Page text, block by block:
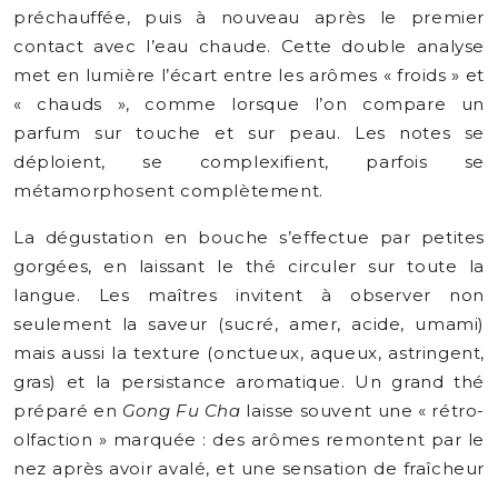
préchauffée, puis à nouveau après le premier
contact avec l’eau chaude. Cette double analyse
met en lumière l’écart entre les arômes « froids » et
« chauds », comme lorsque l’on compare un
parfum sur touche et sur peau. Les notes se
déploient, se complexifient, parfois se
métamorphosent complètement.
La dégustation en bouche s’effectue par petites
gorgées, en laissant le thé circuler sur toute la
langue. Les maîtres invitent à observer non
seulement la saveur (sucré, amer, acide, umami)
mais aussi la texture (onctueux, aqueux, astringent,
gras) et la persistance aromatique. Un grand thé
préparé en Gong Fu Cha laisse souvent une « rétro-
olfaction » marquée : des arômes remontent par le
nez après avoir avalé, et une sensation de fraîcheur